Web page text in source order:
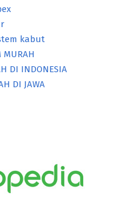
kabut
MURAH
DI INDONESIA
DI JAWA